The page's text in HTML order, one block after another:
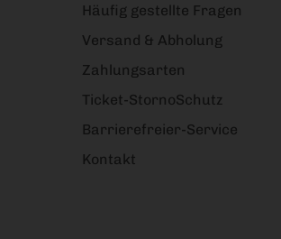
Häufig gestellte Fragen
Versand & Abholung
Zahlungsarten
Ticket-StornoSchutz
Barrierefreier-Service
Kontakt